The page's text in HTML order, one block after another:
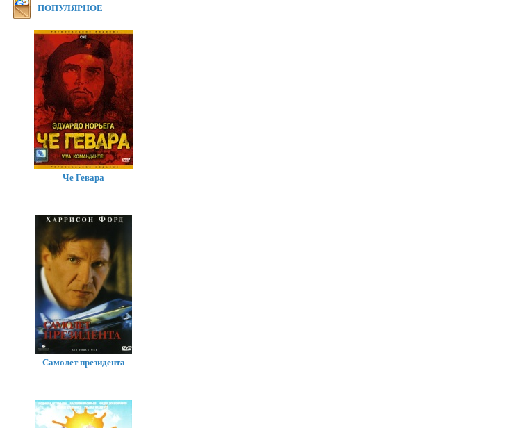
ПОПУЛЯРНОЕ
Че Гевара
Самолет президента